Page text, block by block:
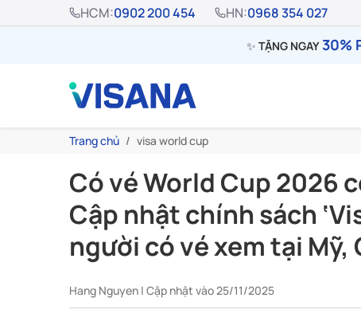
HCM:0902 200 454 HN:0968 354 027
✨ TẶNG NGAY30%
Trang chủ visa world cup
Có vé World Cup 2026
Cập nhật chính sách
người có vé xem tại Mỹ,
Hang Nguyen | Cập nhật vào 25/11/2025